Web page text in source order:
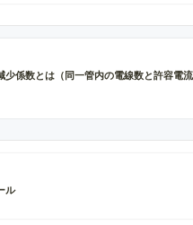
少係数とは（同一管内の電線数と許容電
ル